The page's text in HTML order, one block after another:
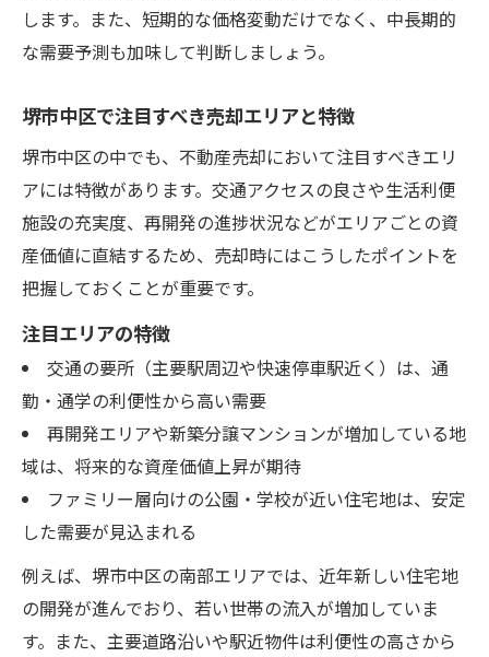
します。また、短期的な価格変動だけでなく、中長期的
な需要予測も加味して判断しましょう。
堺市中区で注目すべき売却エリアと特徴
堺市中区の中でも、不動産売却において注目すべきエリ
アには特徴があります。交通アクセスの良さや生活利便
施設の充実度、再開発の進捗状況などがエリアごとの資
産価値に直結するため、売却時にはこうしたポイントを
把握しておくことが重要です。
注目エリアの特徴
交通の要所（主要駅周辺や快速停車駅近く）は、通
勤・通学の利便性から高い需要
再開発エリアや新築分譲マンションが増加している地
域は、将来的な資産価値上昇が期待
ファミリー層向けの公園・学校が近い住宅地は、安定
した需要が見込まれる
例えば、堺市中区の南部エリアでは、近年新しい住宅地
の開発が進んでおり、若い世帯の流入が増加していま
す。また、主要道路沿いや駅近物件は利便性の高さから